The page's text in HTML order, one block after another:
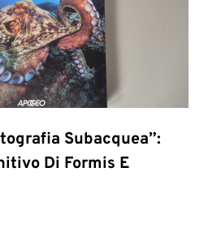
Subacquea”:
Di Formis E